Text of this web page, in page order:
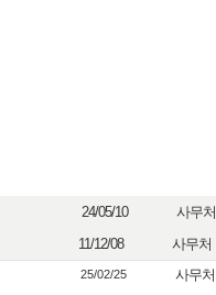
24/05/10 사무처
11/12/08 사무처
25/02/25 사무처